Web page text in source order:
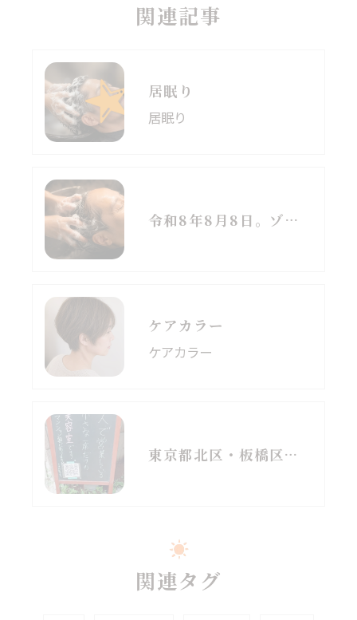
関連記事
居眠り
居眠り
令和8年8月8日。ゾロ目の日と立秋、季節の変わり目に思うこと
ケアカラー
ケアカラー
東京都北区・板橋区でヘアマニキュアをお探しの方へ｜頭皮がしみる方のための白髪染めという選択肢
関連タグ